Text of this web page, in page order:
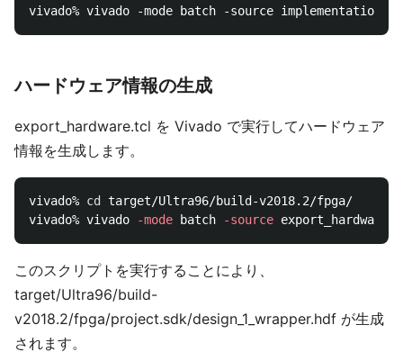
ハードウェア情報の生成
export_hardware.tcl を Vivado で実行してハードウェア
情報を生成します。
vivado% cd target/Ultra96/build-v2018.2/fpga/
vivado% vivado
-mode batch -source
このスクリプトを実行することにより、
target/Ultra96/build-
v2018.2/fpga/project.sdk/design_1_wrapper.hdf が生成
されます。